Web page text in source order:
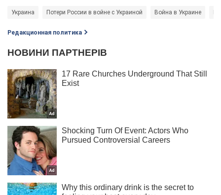
Украина Потери России в войне с Украиной Война в Украине
Редакционная политика